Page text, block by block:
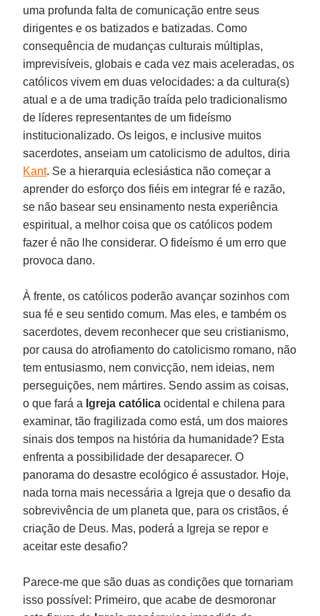
uma profunda falta de comunicação entre seus
dirigentes e os batizados e batizadas. Como
consequência de mudanças culturais múltiplas,
imprevisíveis, globais e cada vez mais aceleradas, os
católicos vivem em duas velocidades: a da cultura(s)
atual e a de uma tradição traída pelo tradicionalismo
de líderes representantes de um fideísmo
institucionalizado. Os leigos, e inclusive muitos
sacerdotes, anseiam um catolicismo de adultos, diria
Kant. Se a hierarquia eclesiástica não começar a
aprender do esforço dos fiéis em integrar fé e razão,
se não basear seu ensinamento nesta experiência
espiritual, a melhor coisa que os católicos podem
fazer é não lhe considerar. O fideísmo é um erro que
provoca dano.
À frente, os católicos poderão avançar sozinhos com
sua fé e seu sentido comum. Mas eles, e também os
sacerdotes, devem reconhecer que seu cristianismo,
por causa do atrofiamento do catolicismo romano, não
tem entusiasmo, nem convicção, nem ideias, nem
perseguições, nem mártires. Sendo assim as coisas,
o que fará a Igreja católica ocidental e chilena para
examinar, tão fragilizada como está, um dos maiores
sinais dos tempos na história da humanidade? Esta
enfrenta a possibilidade der desaparecer. O
panorama do desastre ecológico é assustador. Hoje,
nada torna mais necessária a Igreja que o desafio da
sobrevivência de um planeta que, para os cristãos, é
criação de Deus. Mas, poderá a Igreja se repor e
aceitar este desafio?
Parece-me que são duas as condições que tornariam
isso possível: Primeiro, que acabe de desmoronar